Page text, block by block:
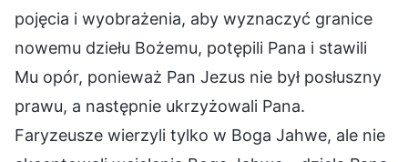
pojęcia i wyobrażenia, aby wyznaczyć granice
nowemu dziełu Bożemu, potępili Pana i stawili
Mu opór, ponieważ Pan Jezus nie był posłuszny
prawu, a następnie ukrzyżowali Pana.
Faryzeusze wierzyli tylko w Boga Jahwe, ale nie